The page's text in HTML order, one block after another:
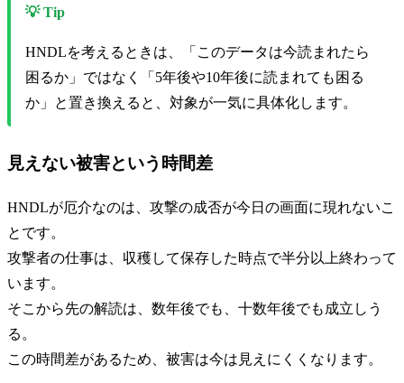
💡 Tip
HNDLを考えるときは、「このデータは今読まれたら
困るか」ではなく「5年後や10年後に読まれても困る
か」と置き換えると、対象が一気に具体化します。
見えない被害という時間差
HNDLが厄介なのは、攻撃の成否が今日の画面に現れないこ
とです。
攻撃者の仕事は、収穫して保存した時点で半分以上終わって
います。
そこから先の解読は、数年後でも、十数年後でも成立しう
る。
この時間差があるため、被害は今は見えにくくなります。